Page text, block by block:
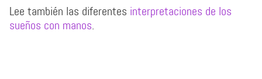
Lee también las diferentes interpretaciones de los
sueños con manos.